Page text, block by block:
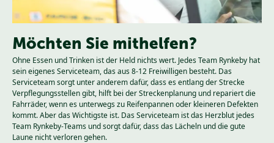
Möchten Sie mithelfen?
Ohne Essen und Trinken ist der Held nichts wert. Jedes Team Rynkeby hat
sein eigenes Serviceteam, das aus 8-12 Freiwilligen besteht. Das
Serviceteam sorgt unter anderem dafür, dass es entlang der Strecke
Verpflegungsstellen gibt, hilft bei der Streckenplanung und repariert die
Fahrräder, wenn es unterwegs zu Reifenpannen oder kleineren Defekten
kommt. Aber das Wichtigste ist. Das Serviceteam ist das Herzblut jedes
Team Rynkeby-Teams und sorgt dafür, dass das Lächeln und die gute
Laune nicht verloren gehen.